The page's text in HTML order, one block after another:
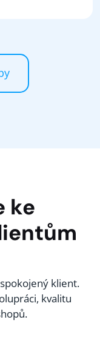
ke
klient.
kvalitu